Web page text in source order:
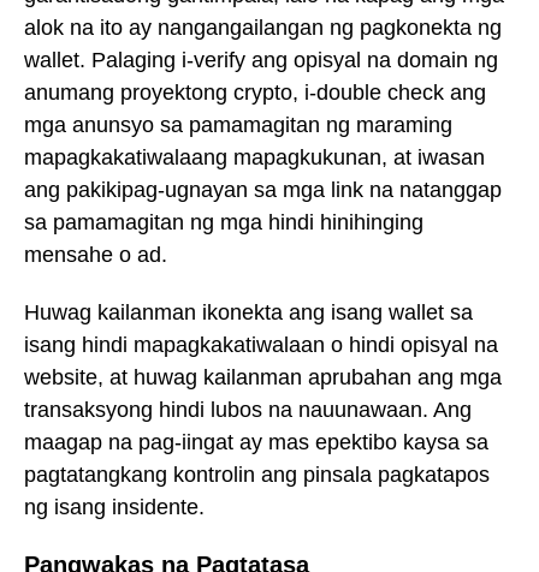
alok na ito ay nangangailangan ng pagkonekta ng
wallet. Palaging i-verify ang opisyal na domain ng
anumang proyektong crypto, i-double check ang
mga anunsyo sa pamamagitan ng maraming
mapagkakatiwalaang mapagkukunan, at iwasan
ang pakikipag-ugnayan sa mga link na natanggap
sa pamamagitan ng mga hindi hinihinging
mensahe o ad.
Huwag kailanman ikonekta ang isang wallet sa
isang hindi mapagkakatiwalaan o hindi opisyal na
website, at huwag kailanman aprubahan ang mga
transaksyong hindi lubos na nauunawaan. Ang
maagap na pag-iingat ay mas epektibo kaysa sa
pagtatangkang kontrolin ang pinsala pagkatapos
ng isang insidente.
Pangwakas na Pagtatasa